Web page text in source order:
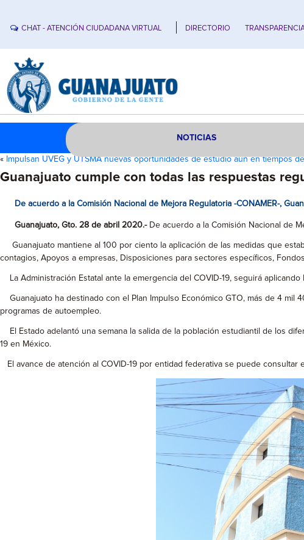
CHAT - ATENCIÓN CIUDADANA VIRTUAL DIRECTORIO
NOTICIAS
« Impulsan UVEG y UTSMA nuevas oportunidades de estudio aún en tiempos
Guanajuato cumple con todas las respuestas
De acuerdo a la Comisión Nacional de Mejora Regulatoria -CONAMER-,
Guanajuato, Gto. 28 de abril 2020.-De acuerdo a la Comisión Nacional de
Guanajuato mantiene al 100 por ciento la aplicación de las medidas que
contagios, Apoyos a empresas, Disposiciones para sectores específicos,
La Administración Estatal ante la emergencia del COVID-19, seguirá
Guanajuato ha destinado con el Plan Impulso Económico GTO, más de 4 mil
programas de autoempleo.
El Estado adelantó una semana la salida de la población estudiantil de los
19 en México.
El avance de atención al COVID-19 por entidad federativa se puede consultar